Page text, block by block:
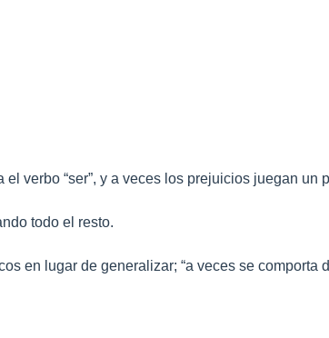
verbo “ser”, y a veces los prejuicios juegan un
todo el resto.
en lugar de generalizar; “a veces se comporta